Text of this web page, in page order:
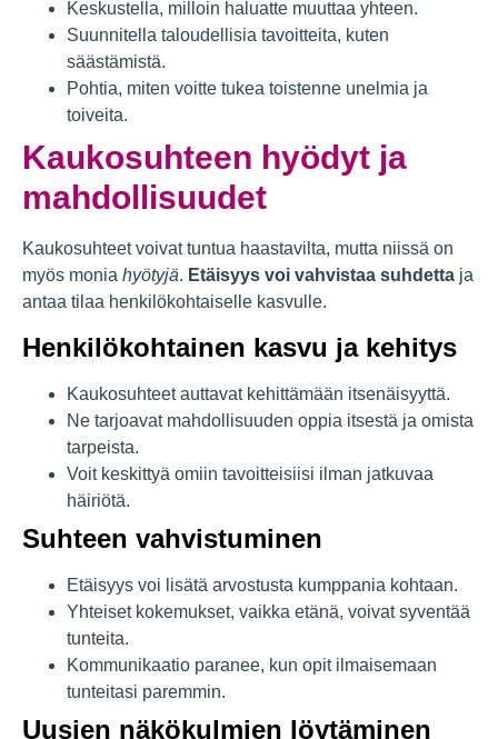
Keskustella, milloin haluatte muuttaa yhteen.
Suunnitella taloudellisia tavoitteita, kuten
säästämistä.
Pohtia, miten voitte tukea toistenne unelmia ja
toiveita.
Kaukosuhteen hyödyt ja
mahdollisuudet
Kaukosuhteet voivat tuntua haastavilta, mutta niissä on
myös monia hyötyjä. Etäisyys voi vahvistaa suhdetta ja
antaa tilaa henkilökohtaiselle kasvulle.
Henkilökohtainen kasvu ja kehitys
Kaukosuhteet auttavat kehittämään itsenäisyyttä.
Ne tarjoavat mahdollisuuden oppia itsestä ja omista
tarpeista.
Voit keskittyä omiin tavoitteisiisi ilman jatkuvaa
häiriötä.
Suhteen vahvistuminen
Etäisyys voi lisätä arvostusta kumppania kohtaan.
Yhteiset kokemukset, vaikka etänä, voivat syventää
tunteita.
Kommunikaatio paranee, kun opit ilmaisemaan
tunteitasi paremmin.
Uusien näkökulmien löytäminen